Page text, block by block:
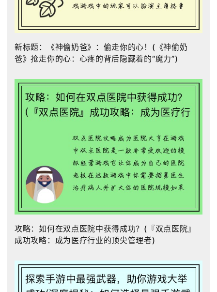
新标题：《神偷奶爸》：偷走你的心！(《神偷奶
爸》抢走你的心：心疼的背后隐藏着的“魔力”)
攻略：如何在双点医院中获得成功？(『双点医院』
成功攻略：成为医疗行业的顶尖管理者)